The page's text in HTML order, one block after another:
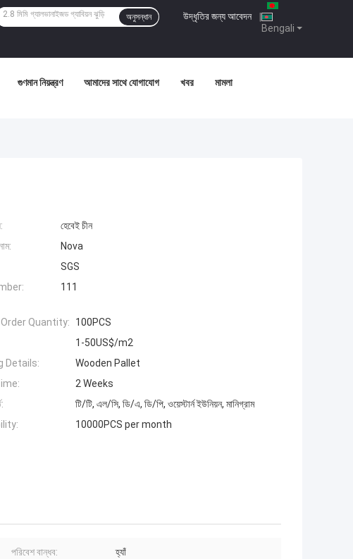
Bengali
উদ্ধৃতির জন্য আবেদন |
অনুসন্ধান
গুণমান নিয়ন্ত্রণ আমাদের সাথে যোগাযোগ খবর মামলা
হেবেই চীন
Nova
SGS
111
Quantity:
100PCS
1-50US$/m2
Details:
Wooden Pallet
2 Weeks
টি/টি, এল/সি, ডি/এ, ডি/পি, ওয়েস্টার্ন ইউনিয়ন, মানিগ্রাম
10000PCS per month
পরিবেশ বান্ধব: হ্যাঁ